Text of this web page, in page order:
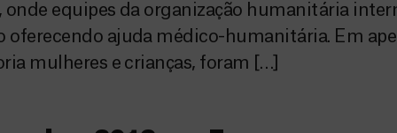
onde equipes da organização humanitária
oferecendo ajuda médico-humanitária. Em
mulheres e crianças, foram […]